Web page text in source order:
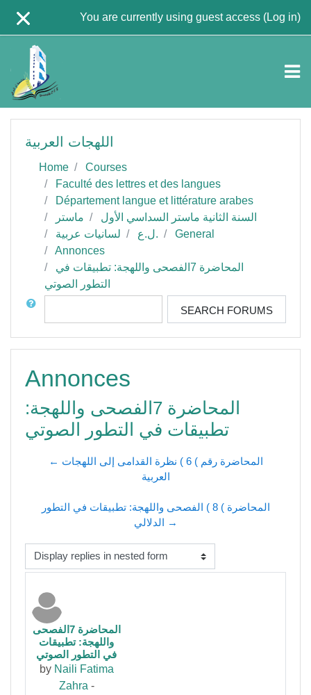
You are currently using guest access (Log in)
اللهجات العربية
Home
Courses
Faculté des lettres et des langues
Département langue et littérature arabes
ماستر
السنة الثانية ماستر السداسي الأول
لسانيات عربية
ل.ع.
General
Annonces
المحاضرة 7الفصحى واللهجة: تطبيقات في
التطور الصوتي
Search
SEARCH FORUMS
Annonces
المحاضرة 7الفصحى واللهجة:
تطبيقات في التطور الصوتي
← المحاضرة رقم ) 6 ) نظرة القدامى إلى اللهجات
العربية
المحاضرة ) 8 ) الفصحى واللهجة: تطبيقات في التطور
الدلالي →
Display mode
المحاضرة 7الفصحى
واللهجة: تطبيقات
في التطور الصوتي
by Naili Fatima
Zahra -
Number of replies: 0